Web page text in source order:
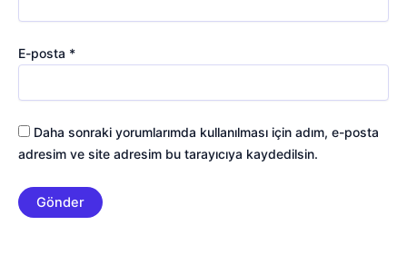
E-posta *
Daha sonraki yorumlarımda kullanılması için adım, e-posta
adresim ve site adresim bu tarayıcıya kaydedilsin.